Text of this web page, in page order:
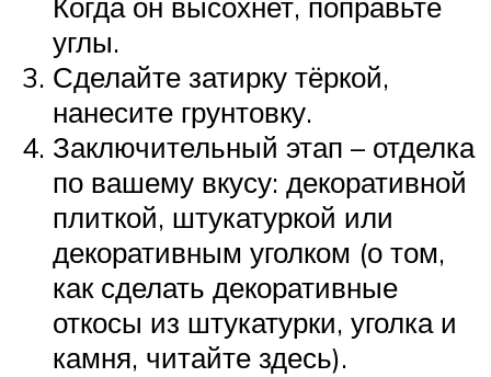
углы.
Сделайте затирку тёркой,
нанесите грунтовку.
Заключительный этап – отделка
по вашему вкусу: декоративной
плиткой, штукатуркой или
декоративным уголком (о том,
как сделать декоративные
откосы из штукатурки, уголка и
камня, читайте здесь).